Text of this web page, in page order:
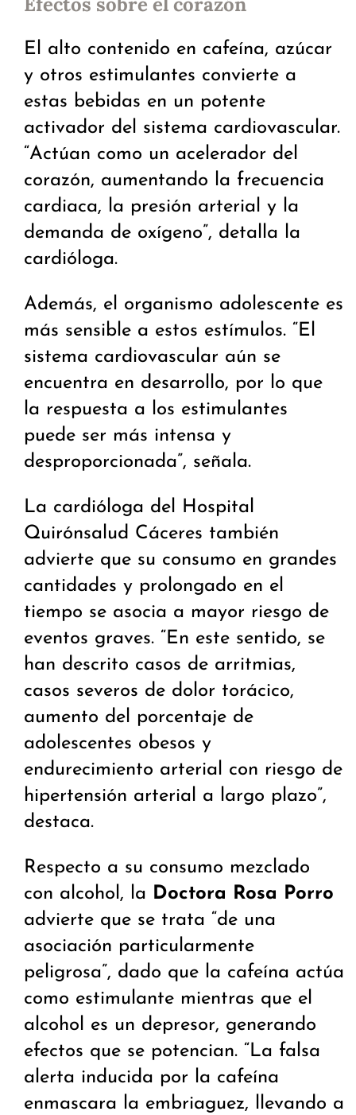
El alto contenido en cafeína, azúcar
y otros estimulantes convierte a
estas bebidas en un potente
activador del sistema cardiovascular.
“Actúan como un acelerador del
corazón, aumentando la frecuencia
cardiaca, la presión arterial y la
demanda de oxígeno”, detalla la
cardióloga.
Además, el organismo adolescente es
más sensible a estos estímulos. “El
sistema cardiovascular aún se
encuentra en desarrollo, por lo que
la respuesta a los estimulantes
puede ser más intensa y
desproporcionada”, señala.
La cardióloga del Hospital
Quirónsalud Cáceres también
advierte que su consumo en grandes
cantidades y prolongado en el
tiempo se asocia a mayor riesgo de
eventos graves. “En este sentido, se
han descrito casos de arritmias,
casos severos de dolor torácico,
aumento del porcentaje de
adolescentes obesos y
endurecimiento arterial con riesgo de
hipertensión arterial a largo plazo”,
destaca.
Respecto a su consumo mezclado
con alcohol, la Doctora Rosa Porro
advierte que se trata “de una
asociación particularmente
peligrosa”, dado que la cafeína actúa
como estimulante mientras que el
alcohol es un depresor, generando
efectos que se potencian. “La falsa
alerta inducida por la cafeína
enmascara la embriaguez, llevando a